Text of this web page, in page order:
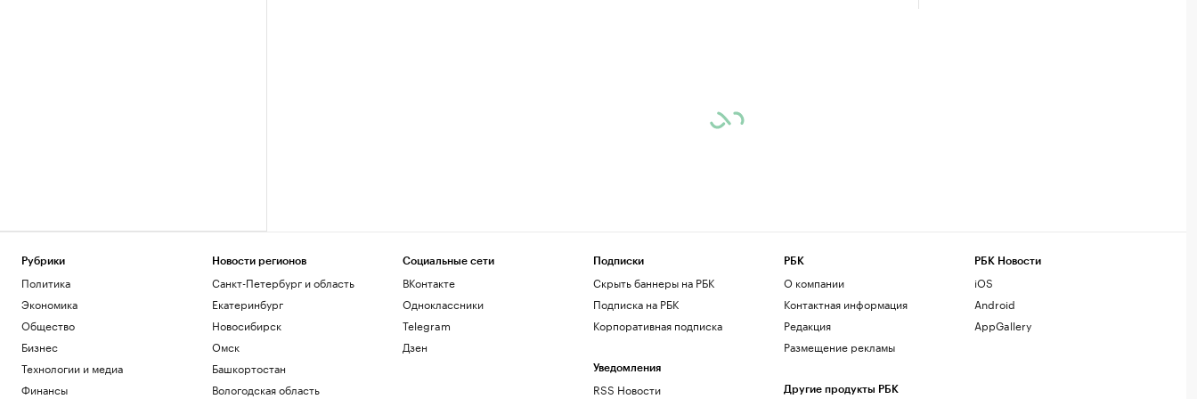
Рубрики
Политика
Экономика
Общество
Бизнес
Технологии и медиа
Финансы
Новости регионов
Санкт-Петербург и область
Екатеринбург
Новосибирск
Омск
Башкортостан
Вологодская область
Социальные сети
ВКонтакте
Одноклассники
Telegram
Дзен
Подписки
Скрыть баннеры на РБК
Подписка на РБК
Корпоративная подписка
Уведомления
RSS Новости
РБК
О компании
Контактная информация
Редакция
Размещение рекламы
Другие продукты РБК
РБК Новости
iOS
Android
AppGallery